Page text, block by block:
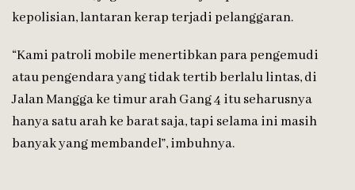
kepolisian, lantaran kerap terjadi pelanggaran.
“Kami patroli mobile menertibkan para pengemudi
atau pengendara yang tidak tertib berlalu lintas, di
Jalan Mangga ke timur arah Gang 4 itu seharusnya
hanya satu arah ke barat saja, tapi selama ini masih
banyak yang membandel”, imbuhnya.